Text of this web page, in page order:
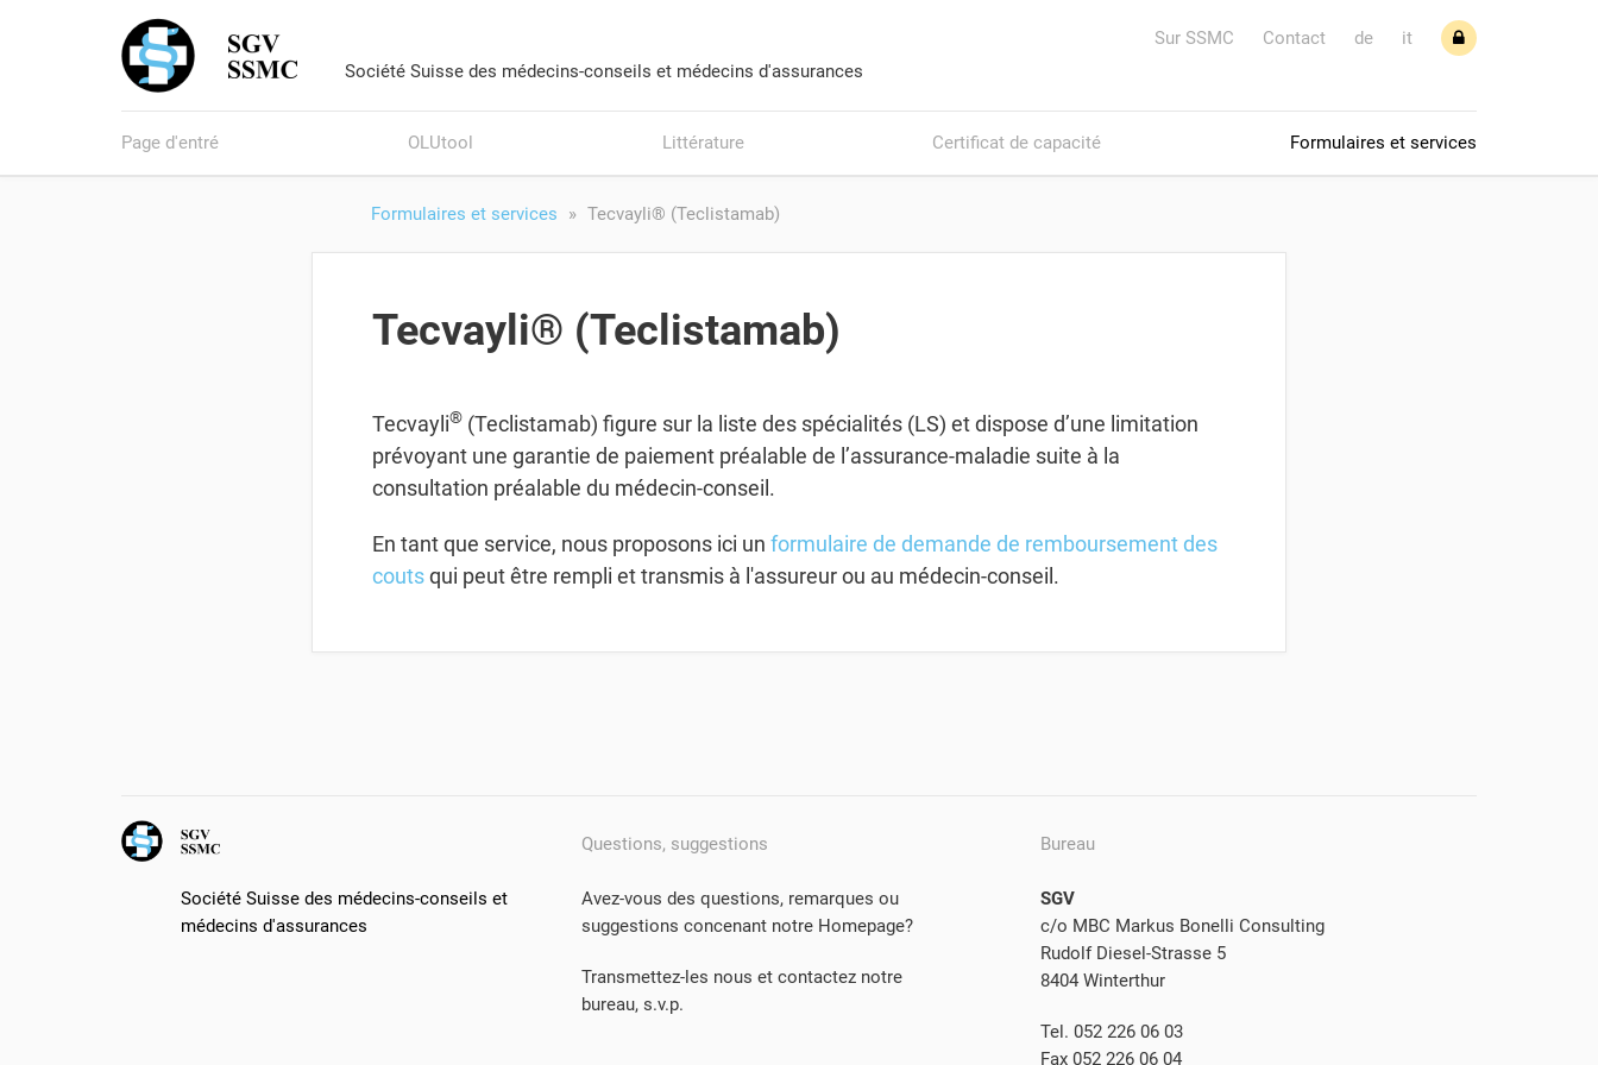
Sur SSMC Contact de
it
Société Suisse des médecins-conseils et médecins d'assurances
Page d'entré OLUtool Littérature Certificat de capacité Formulaires et services
Formulaires et services Tecvayli® (Teclistamab)
Tecvayli® (Teclistamab)
Tecvayli® (Teclistamab) figure sur la liste des spécialités (LS) et dispose d’une limitation
prévoyant une garantie de paiement préalable de l’assurance-maladie suite à la
consultation préalable du médecin-conseil.
En tant que service, nous proposons ici un formulaire de demande de remboursement des
coutsqui peut être rempli et transmis à l'assureur ou au médecin-conseil.
Société Suisse des médecins-conseils et
médecins d'assurances
Questions, suggestions
Avez-vous des questions, remarques ou
suggestions concenant notre Homepage?
Transmettez-les nous et contactez notre
bureau, s.v.p.
Bureau
SGV
c/o MBC Markus Bonelli Consulting
Rudolf Diesel-Strasse 5
8404 Winterthur
Tel. 052 226 06 03
Fax 052 226 06 04